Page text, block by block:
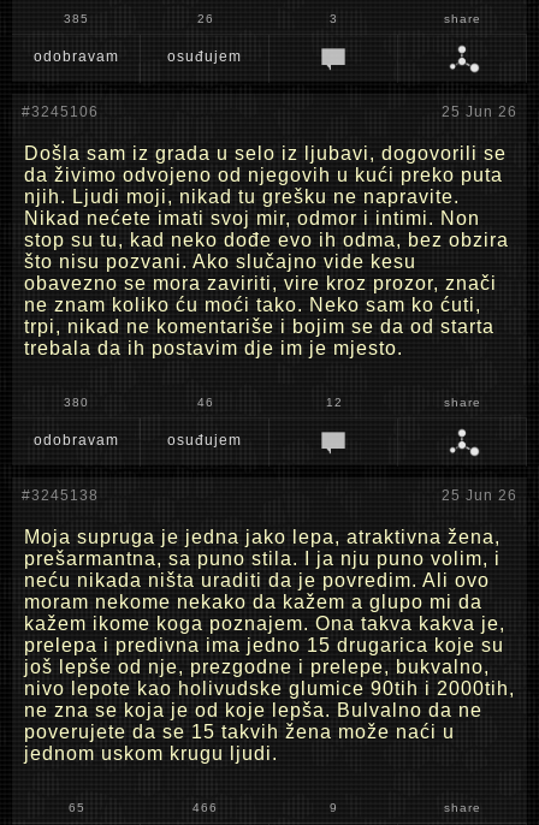
385 26 3 share
odobravam osuđujem
#3245106 25 Jun 26
Došla sam iz grada u selo iz ljubavi, dogovorili se
da živimo odvojeno od njegovih u kući preko puta
njih. Ljudi moji, nikad tu grešku ne napravite.
Nikad nećete imati svoj mir, odmor i intimi. Non
stop su tu, kad neko dođe evo ih odma, bez obzira
što nisu pozvani. Ako slučajno vide kesu
obavezno se mora zaviriti, vire kroz prozor, znači
ne znam koliko ću moći tako. Neko sam ko ćuti,
trpi, nikad ne komentariše i bojim se da od starta
trebala da ih postavim dje im je mjesto.
380 46 12 share
odobravam osuđujem
#3245138 25 Jun 26
Moja supruga je jedna jako lepa, atraktivna žena,
prešarmantna, sa puno stila. I ja nju puno volim, i
neću nikada ništa uraditi da je povredim. Ali ovo
moram nekome nekako da kažem a glupo mi da
kažem ikome koga poznajem. Ona takva kakva je,
prelepa i predivna ima jedno 15 drugarica koje su
još lepše od nje, prezgodne i prelepe, bukvalno,
nivo lepote kao holivudske glumice 90tih i 2000tih,
ne zna se koja je od koje lepša. Bulvalno da ne
poverujete da se 15 takvih žena može naći u
jednom uskom krugu ljudi.
65 466 9 share